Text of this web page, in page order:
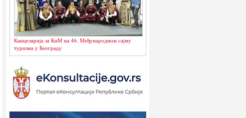
Канцеларија за КиМ на 46. Међународном сајму
туризма у Београду